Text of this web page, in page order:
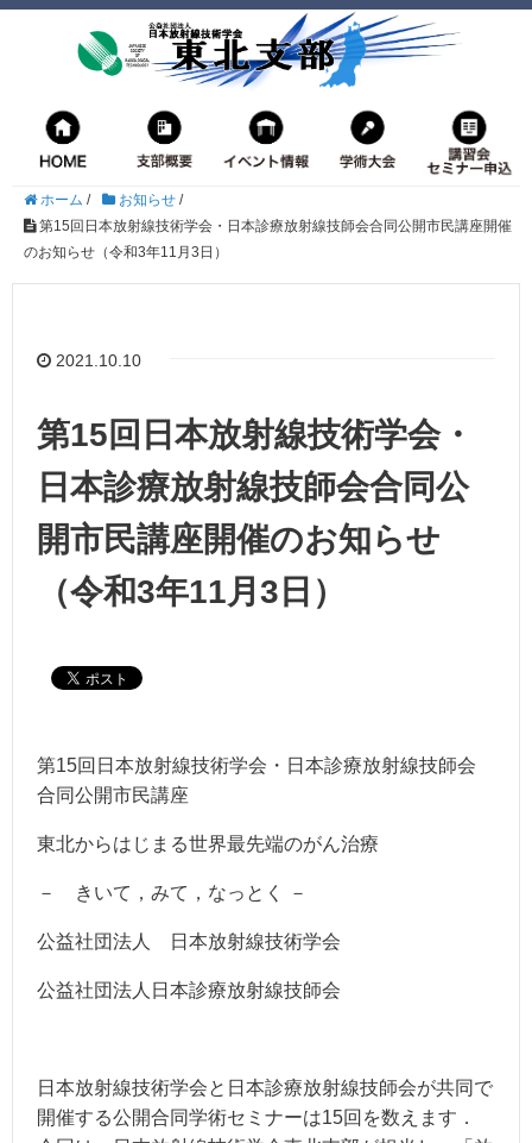
ホーム / お知らせ /
第15回日本放射線技術学会・日本診療放射線技師会合同公開市民講座開催
のお知らせ（令和3年11月3日）
2021.10.10
第15回日本放射線技術学会・
日本診療放射線技師会合同公
開市民講座開催のお知らせ
（令和3年11月3日）
第15回日本放射線技術学会・日本診療放射線技師会
合同公開市民講座
東北からはじまる世界最先端のがん治療
－ きいて，みて，なっとく －
公益社団法人 日本放射線技術学会
公益社団法人日本診療放射線技師会
日本放射線技術学会と日本診療放射線技師会が共同で
開催する公開合同学術セミナーは15回を数えます．